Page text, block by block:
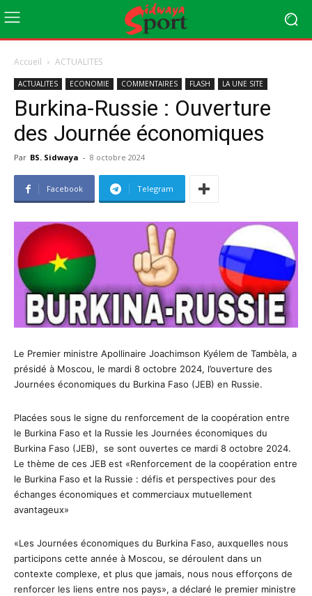
Accueil ACTUALITES
ACTUALITES ECONOMIE COMMENTAIRES FLASH LA UNE SITE
Burkina-Russie : Ouverture
des Journée économiques
Par BS. Sidwaya - 8 octobre 2024
Facebook Telegram
Le Premier ministre Apollinaire Joachimson Kyélem de Tambèla, a
présidé à Moscou, le mardi 8 octobre 2024, l’ouverture des
Journées économiques du Burkina Faso (JEB) en Russie.
Placées sous le signe du renforcement de la coopération entre
le Burkina Faso et la Russie les Journées économiques du
Burkina Faso (JEB), se sont ouvertes ce mardi 8 octobre 2024.
Le thème de ces JEB est «Renforcement de la coopération entre
le Burkina Faso et la Russie : défis et perspectives pour des
échanges économiques et commerciaux mutuellement
avantageux»
«Les Journées économiques du Burkina Faso, auxquelles nous
participons cette année à Moscou, se déroulent dans un
contexte complexe, et plus que jamais, nous nous efforçons de
renforcer les liens entre nos pays», a déclaré le premier ministre